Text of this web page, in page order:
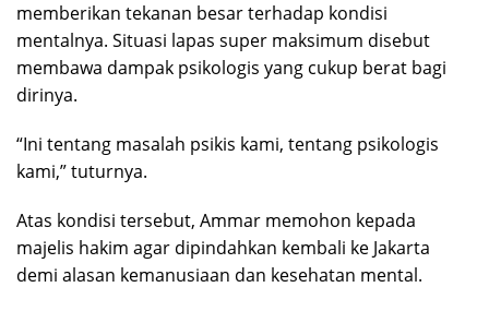
memberikan tekanan besar terhadap kondisi
mentalnya. Situasi lapas super maksimum disebut
membawa dampak psikologis yang cukup berat bagi
dirinya.
“Ini tentang masalah psikis kami, tentang psikologis
kami,” tuturnya.
Atas kondisi tersebut, Ammar memohon kepada
majelis hakim agar dipindahkan kembali ke Jakarta
demi alasan kemanusiaan dan kesehatan mental.